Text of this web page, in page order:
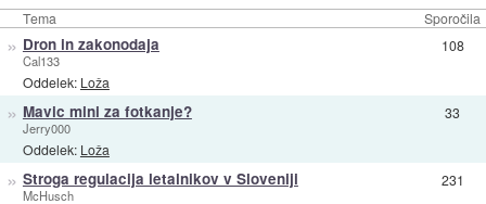
Tema Sporočila
» Dron in zakonodaja
Cal133
Oddelek: Loža
108
» Mavic mini za fotkanje?
Jerry000
Oddelek: Loža
33
» Stroga regulacija letalnikov v Sloveniji
McHusch
231